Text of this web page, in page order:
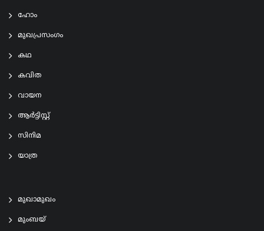
ഹോം
മുഖപ്രസംഗം
കഥ
കവിത
വായന
ആര്‍ട്ടിസ്റ്റ്
സിനിമ
യാത്ര
മുഖാമുഖം
മുംബയ്